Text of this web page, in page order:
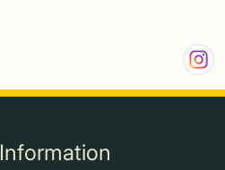
Information